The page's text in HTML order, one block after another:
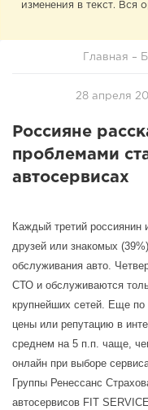
изменения в текст. Вся
Главная –
28 апреля
Россияне
проблемами
автосервисах
Каждый третий россиянин
друзей или знакомых
обслуживания авто.
СТО и обслуживаются
крупнейших сетей. Еще
цены или репутацию в
среднем на 5 п.п. чаще,
онлайн при выборе
Группы Ренессанс
автосервисов FIT